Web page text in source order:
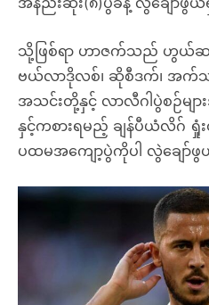
သို့ဖြစ်ရာ ဟာဇက်သည် ဟွယ်ဆက
ဗယ်လာဒိုလစ်၊ ဆိုစီဒက်၊ အ
အသင်းတို့နှင့် လာလီဂါပွဲစဉ်မျ
နှင့်ကစားရမည့် ချန်ပီယံလိဂ်
ပထမအကျော့ပွဲကိုပါ လွဲချော်ဖွ